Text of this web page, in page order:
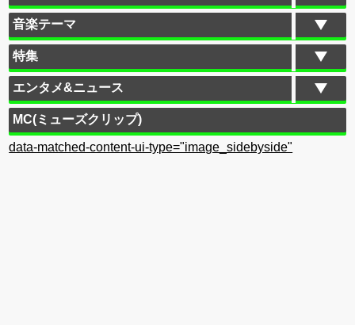
音楽テーマ
特集
エンタメ&ニュース
MC(ミューズクリップ)
data-matched-content-ui-type="image_sidebyside"